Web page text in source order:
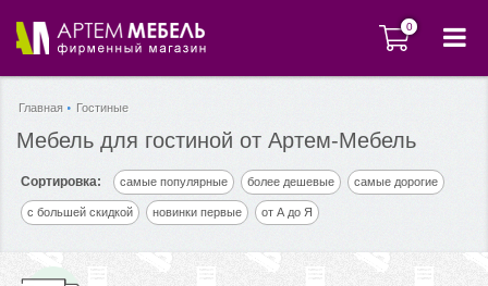
0
0
Главная Гостиные
Мебель для гостиной от Артем-Мебель
Сортировка: самые популярные более дешевые самые дорогие
с большей скидкой новинки первые от А до Я